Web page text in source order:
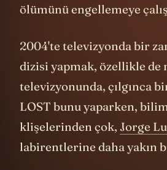
pasif izleyiciyi aktif
Düşünün: 2004'te sosyal
emekleme aşamasındaydı.
kurulmuştu,Twitter
doğmamıştı. Ama LOST
internetin her köşesinde